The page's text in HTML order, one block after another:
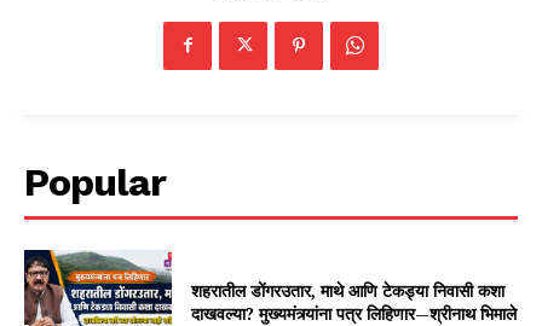
Popular
शहरातील डोंगरउतार, माथे आणि टेकड्या निवासी कशा
दाखवल्या? मुख्यमंत्र्यांना पत्र लिहिणार—श्रीनाथ भिमाले